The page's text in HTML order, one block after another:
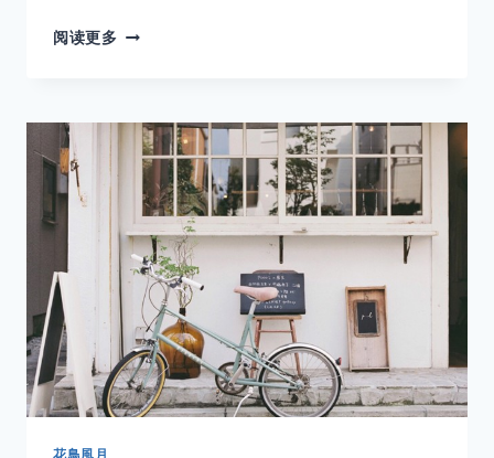
阅读更多 THE
OUR
YOUTH
——
再
逢
君
VOL.26
下
北
泽
花鳥風月